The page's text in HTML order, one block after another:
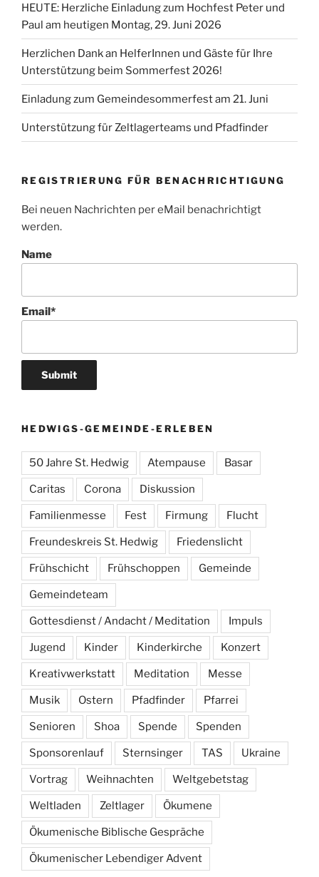
HEUTE: Herzliche Einladung zum Hochfest Peter und
Paul am heutigen Montag, 29. Juni 2026
Herzlichen Dank an HelferInnen und Gäste für Ihre
Unterstützung beim Sommerfest 2026!
Einladung zum Gemeindesommerfest am 21. Juni
Unterstützung für Zeltlagerteams und Pfadfinder
REGISTRIERUNG FÜR BENACHRICHTIGUNG
Bei neuen Nachrichten per eMail benachrichtigt
werden.
Name
Email*
HEDWIGS-GEMEINDE-ERLEBEN
50 Jahre St. Hedwig Atempause Basar
Caritas Corona Diskussion
Familienmesse Fest Firmung Flucht
Freundeskreis St. Hedwig Friedenslicht
Frühschicht Frühschoppen Gemeinde
Gemeindeteam
Gottesdienst / Andacht / Meditation Impuls
Jugend Kinder Kinderkirche Konzert
Kreativwerkstatt Meditation Messe
Musik Ostern Pfadfinder Pfarrei
Senioren Shoa Spende Spenden
Sponsorenlauf Sternsinger TAS Ukraine
Vortrag Weihnachten Weltgebetstag
Weltladen Zeltlager Ökumene
Ökumenische Biblische Gespräche
Ökumenischer Lebendiger Advent